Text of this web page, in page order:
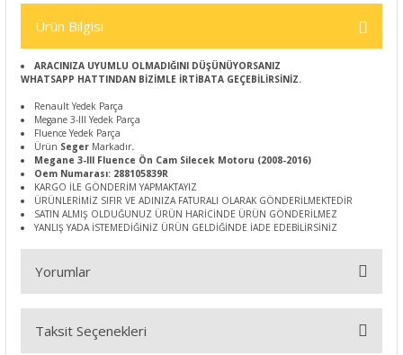
Ürün Bilgisi
ARACINIZA UYUMLU OLMADIĞINI DÜŞÜNÜYORSANIZ
WHATSAPP HATTINDAN BİZİMLE İRTİBATA GEÇEBİLİRSİNİZ.
Renault Yedek Parça
Megane 3-III Yedek Parça
Fluence Yedek Parça
Ürün Seger Markadır.
Megane 3-III Fluence Ön Cam Silecek Motoru (2008-2016)
Oem Numarası: 288105839R
KARGO İLE GÖNDERİM YAPMAKTAYIZ
ÜRÜNLERİMİZ SIFIR VE ADINIZA FATURALI OLARAK GÖNDERİLMEKTEDİR
SATIN ALMIŞ OLDUĞUNUZ ÜRÜN HARİCİNDE ÜRÜN GÖNDERİLMEZ
YANLIŞ YADA İSTEMEDİĞİNİZ ÜRÜN GELDİĞİNDE İADE EDEBİLİRSİNİZ
Yorumlar
Bu ürüne ilk yorumu siz yapın!
Taksit Seçenekleri